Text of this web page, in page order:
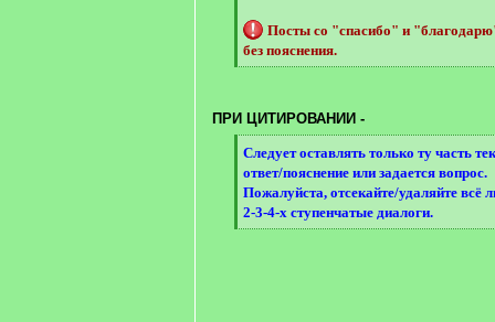
Посты со "спасибо" и
без пояснения.
[
q
]
ПРИ ЦИТИРОВАНИИ -
[
q
]
Следует оставлять только ту часть
ответ/пояснение или задается вопрос.
Пожалуйста, отсекайте/удаляйте всё
2-3-4-х ступенчатые диалоги.
[